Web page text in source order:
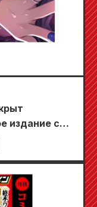
издание со
невесты-
октября!